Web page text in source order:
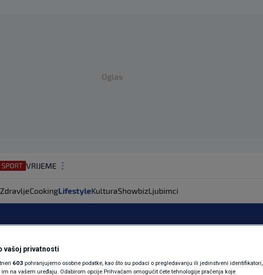
Oglas
VRIJEME
REGIJA
MAGAZIN
KOLUMNE
ZdravljeCookingLifestyleKulturaShowbizLjubimci
otkrili kako
tvrdo kuhana
vašoj privatnosti
603 pohranjujemo osobne podatke, kao što su podaci o pregledavanju ili jedinstveni identifikatori,
na vašem uređaju. Odabirom opcije Prihvaćam omogućit ćete tehnologije praćenja koje